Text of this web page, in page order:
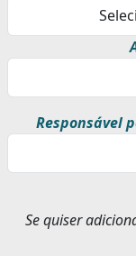
Responsável
Se quiser